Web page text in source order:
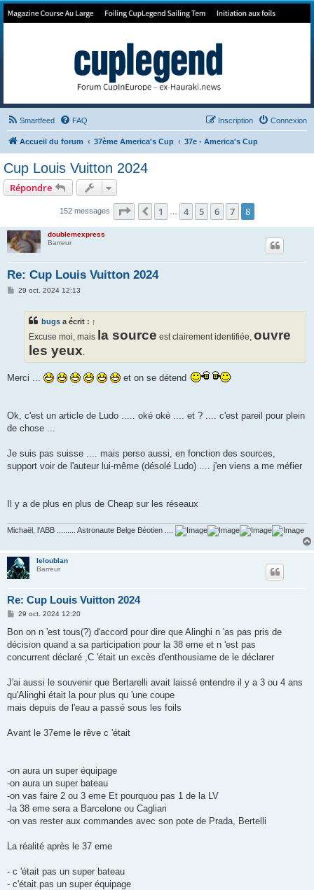
Forum de Cup In Europe
Smartfeed FAQ Connexion
Inscription
Accueil du forum 37ème America's Cup 37e - America's Cup
Cup Louis Vuitton 2024
Répondre
152 messages Page sur
Précédent
1 … 4 5 6 7 8
doublemexpress
Barreur
Re: Cup Louis Vuitton 2024
M29 oct. 2024 12:13
bugs a écrit : ↑
Excuse moi, mais la source est clairement identifiée, ouvre
les yeux.
Merci ... et on se détend
Ok, c'est un article de Ludo ..... oké oké .... et ? .... c'est pareil pour plein
de chose ...
Je suis pas suisse .... mais perso aussi, en fonction des sources,
support voir de l'auteur lui-même (désolé Ludo) .... j'en viens a me méfier
Il y a de plus en plus de Cheap sur les réseaux
Michaël, l'ABB ......... Astronaute Belge Béotien ....
leloublan
Barreur
Re: Cup Louis Vuitton 2024
M
s
a
g
29 oct. 2024 12:20
Bon on n 'est tous(?) d'accord pour dire que Alinghi n 'as pas pris de
décision quand a sa participation pour la 38 eme et n 'est pas
concurrent déclaré ,C 'était un excès d'enthousiame de le déclarer
J'ai aussi le souvenir que Bertarelli avait laissé entendre il y a 3 ou 4 ans
qu'Alinghi était la pour plus qu 'une coupe
mais depuis de l'eau a passé sous les foils
Avant le 37eme le rêve c 'était
-on aura un super équipage
-on aura un super bateau
-on vas faire 2 ou 3 eme Et pourquou pas 1 de la LV
-la 38 eme sera a Barcelone ou Cagliari
-on vas rester aux commandes avec son pote de Prada, Bertelli
La réalité après le 37 eme
- c 'était pas un super bateau
- c'était pas un super équipage